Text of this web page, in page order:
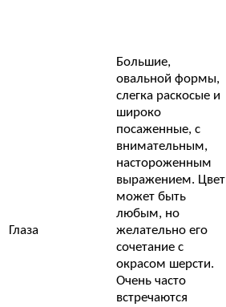
Глаза
Большие,
овальной формы,
слегка раскосые и
широко
посаженные, с
внимательным,
настороженным
выражением. Цвет
может быть
любым, но
желательно его
сочетание с
окрасом шерсти.
Очень часто
встречаются